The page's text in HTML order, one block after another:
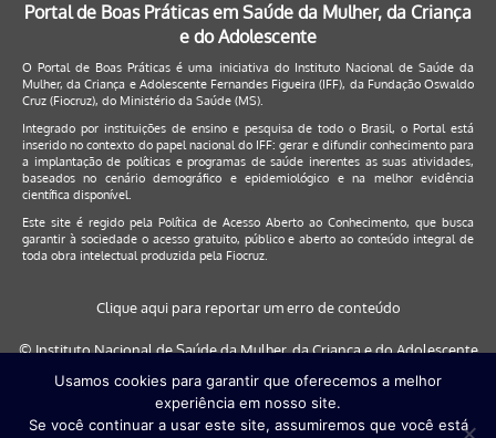
Portal de Boas Práticas em Saúde da Mulher, da Criança
e do Adolescente
O Portal de Boas Práticas é uma iniciativa do Instituto Nacional de Saúde da
Mulher, da Criança e Adolescente Fernandes Figueira (IFF), da Fundação Oswaldo
Cruz (Fiocruz), do Ministério da Saúde (MS).
Integrado por instituições de ensino e pesquisa de todo o Brasil, o Portal está
inserido no contexto do papel nacional do IFF: gerar e difundir conhecimento para
a implantação de políticas e programas de saúde inerentes as suas atividades,
baseados no cenário demográfico e epidemiológico e na melhor evidência
científica disponível.
Este site é regido pela Política de Acesso Aberto ao Conhecimento, que busca
garantir à sociedade o acesso gratuito, público e aberto ao conteúdo integral de
toda obra intelectual produzida pela Fiocruz.
Clique aqui para reportar um erro de conteúdo
© Instituto Nacional de Saúde da Mulher, da Criança e do Adolescente
Este site será melhor visualizado nos navegadores: Google Chrome (a
partir da versão 30) | Internet Explorer (a partir da versão 9) | FireFox (
Usamos cookies para garantir que oferecemos a melhor
experiência em nosso site.
Se você continuar a usar este site, assumiremos que você está